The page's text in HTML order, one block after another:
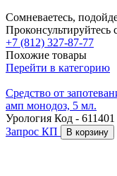
Сомневаетесь,
+7 (812) 327-87-77
Похожие товары
Перейти в категорию
Средство от
амп монодоз, 5 мл.
Урология Код - 611401
Запрос КП
В корзину